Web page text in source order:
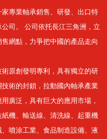
專業軸承銷售、研發、出口特
司。 公司依托長江三角洲，立
網點，力爭把中國的產品走向
原創發明專利，具有獨立的研
術的封鎖，拉動國內軸承產業
廣泛，具有巨大的應用市場，
機、輸送線、清洗線、起重機
噴涂工業、食品制造設備、液